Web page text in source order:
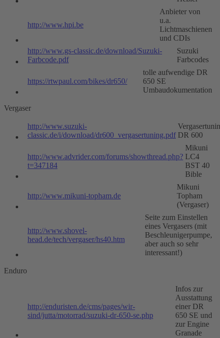
http://www.hpi.be
Anbieter von
u.a.
Lichtmaschienen
und CDIs
http://www.gs-classic.de/download/Suzuki-
Farbcode.pdf
Suzuki
Farbcodes
https://rtwpaul.com/bikes/dr650/
tolle aufwendige DR
650 SE
Umbaudokumentation
Vergaser
http://www.suzuki-
classic.de/i/download/dr600_vergasertuning.pdf DR 600
http://www.advrider.com/forums/showthread.php?
t=347184
Mikuni
LC4
BST 40
Bible
http://www.mikuni-topham.de
Mikuni
Topham
(Vergaser)
http://www.shovel-
head.de/tech/vergaser/hs40.htm
Seite zum Einstellen
eines Vergasers (mit
Beschleunigerpumpe,
aber auch so sehr
interessant!)
Enduro
http://enduristen.de/cms/pages/wir-
sind/jutta/motorrad/suzuki-dr-650-se.php
Infos zur
Ausstattung
einer DR
650 SE und
zur Engine
Granade